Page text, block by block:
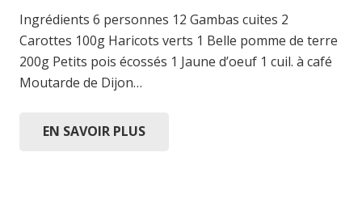
Ingrédients 6 personnes 12 Gambas cuites 2
Carottes 100g Haricots verts 1 Belle pomme de terre
200g Petits pois écossés 1 Jaune d’oeuf 1 cuil. à café
Moutarde de Dijon…
EN SAVOIR PLUS